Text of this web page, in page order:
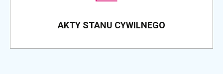
AKTY STANU CYWILNEGO